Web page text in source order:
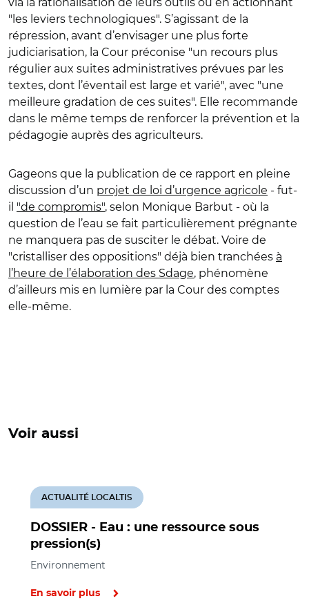
"les leviers technologiques". S’agissant de la
répression, avant d’envisager une plus forte
judiciarisation, la Cour préconise "un recours plus
régulier aux suites administratives prévues par les
textes, dont l’éventail est large et varié", avec "une
meilleure gradation de ces suites". Elle recommande
dans le même temps de renforcer la prévention et la
pédagogie auprès des agriculteurs.
Gageons que la publication de ce rapport en pleine
discussion d’un projet de loi d’urgence agricole - fut-
il "de compromis", selon Monique Barbut - où la
question de l’eau se fait particulièrement prégnante
ne manquera pas de susciter le débat. Voire de
"cristalliser des oppositions" déjà bien tranchées à
l’heure de l’élaboration des Sdage, phénomène
d’ailleurs mis en lumière par la Cour des comptes
elle-même.
Voir aussi
DOSSIER - Eau : une ressource sous
pression(s)
ACTUALITÉ LOCALTIS
Environnement
En savoir plus